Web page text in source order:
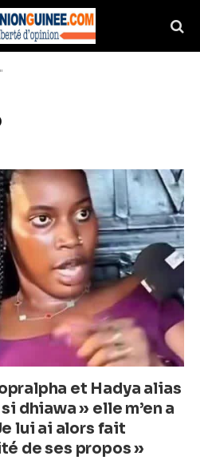
et Hadya alias
dhiawa » elle m’en a
lui ai alors fait
de ses propos »